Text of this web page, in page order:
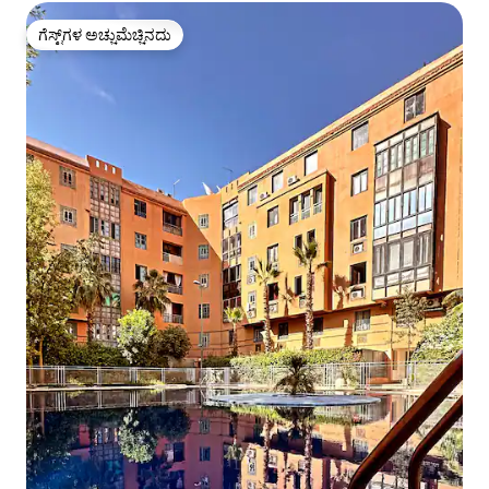
ಗೆಸ್ಟ್‌ಗಳ ಅಚ್ಚುಮೆಚ್ಚಿನದು
ಗೆಸ್ಟ್‌ಗಳ ಅಚ್ಚುಮೆಚ್ಚಿನದು